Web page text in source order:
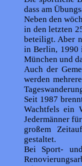
dass am
Neben den
in den letzten
beteiligt. Aber
in Berlin, 1990
München und
Auch der
werden
Seit 1987
Wachtfels ein
Jedermänner
großem
gestaltet.
Bei Sport-